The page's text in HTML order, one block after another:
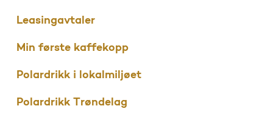
Leasingavtaler
Min første kaffekopp
Polardrikk i lokalmiljøet
Polardrikk Trøndelag